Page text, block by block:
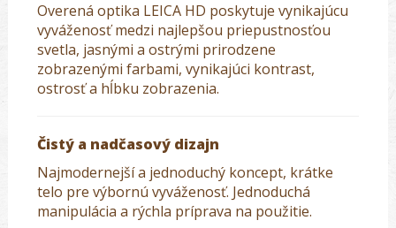
Overená optika LEICA HD poskytuje vynikajúcu
vyváženosť medzi najlepšou priepustnosťou
svetla, jasnými a ostrými prirodzene
zobrazenými farbami, vynikajúci kontrast,
ostrosť a hĺbku zobrazenia.
Čistý a nadčasový dizajn
Najmodernejší a jednoduchý koncept, krátke
telo pre výbornú vyváženosť. Jednoduchá
manipulácia a rýchla príprava na použitie.